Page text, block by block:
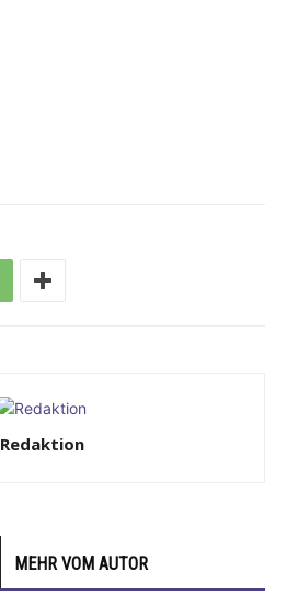
Redaktion
MEHR VOM AUTOR